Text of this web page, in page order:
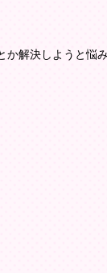
か解決しようと悩